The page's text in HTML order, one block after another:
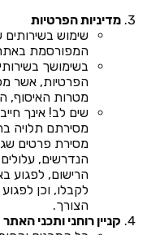
מדיניות הפרטיות
שימוש בשירותים
המפורסמת
בשימושך
הפרטיות, אשר
מטרות האיסוף,
שים לב! אינך
מסירתם תלויה
מסירת פרטים
הנדרשים,
הרישום, לפגוע
לקבלו, וכן
הצורך.
קניין רוחני ותכני האתר